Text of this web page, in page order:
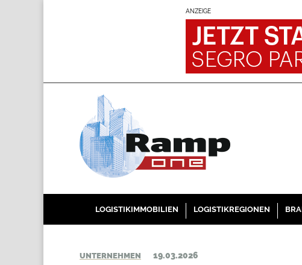
ANZEIGE
LOGISTIKIMMOBILIEN LOGISTIKREGIONEN
UNTERNEHMEN 19.03.2026